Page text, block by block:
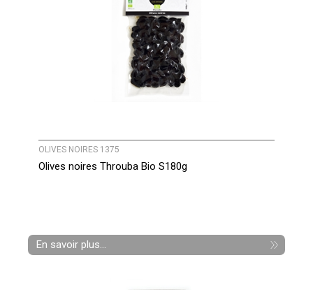
OLIVES NOIRES 1375
Olives noires Throuba Bio S180g
En savoir plus...